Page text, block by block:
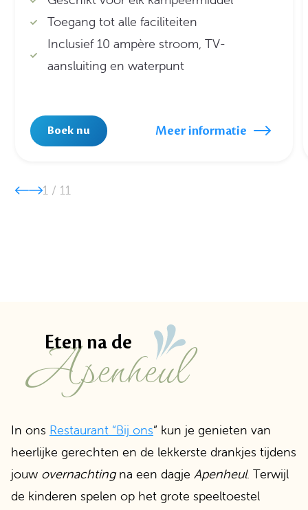
Toegang tot alle faciliteiten
Inclusief 10 ampère stroom, TV-
aansluiting en waterpunt
Boek nu Meer informatie
1 / 11
Eten na de
Apenheul
In ons Restaurant “Bij ons” kun je genieten van
heerlijke gerechten en de lekkerste drankjes tijdens
jouw overnachtingna een dagje Apenheul. Terwijl
de kinderen spelen op het grote speeltoestel